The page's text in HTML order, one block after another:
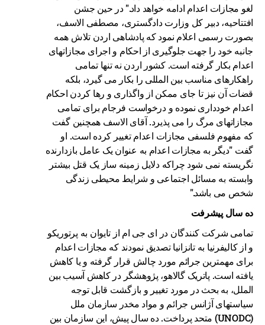
لغو مجازات اعدام ادامه خواهد داد." در حین جشن
افتتاحیه، دبیر کل وزارت دادگستری، مصطفی الاسف،
بصورت رسمی اعلام نمود که پادشاهی اردن تلاش همه
جانبه خود را جهت جلوگیری از احکام و اجرای مجازاتهای
اعدام بکار گرفته است. کشور اردن نه تنها تمامی
راهکارهای مناسب بین المللی را بکار می گیرد، بلکه
قضات آن نیز تا جای ممکن از واگذاری و رها کردن احکام
اعدام خودداری نموده و درخواست فرجام برای تمامی
مجازاتهای مرگ را می پذیرد. آقای الاسف همچنین گفت
که مفهوم فلسفی مجازات اعدام تغییر کرده است. او
گفت "دیگر به مجازات اعدام به عنوان یک عامل بازدارنده
نگریسته نمی شود چراکه دلایل زمینه ساز یک قتل بیشتر
وابسته به مسائل اجتماعی و شرایط محیطی زندگی
شخص می باشد."
ده سال پیشرفت
تمامی شرکت کنندگان در ای جی ام از تایوان به پرتوریکو
و از کالیفرنیا به تانزانیا تصدیق نمودند که مجازات اعدام
برای مهمترین جرائم مورد چالش قرار گرفته و یا کاهش
یافته است. پاتریک گالاهو، پژوهشگر در کاهش آسیب بین
الملل، به بحث در مورد تغییر و بازگشت قابل توجه
سیاستهای آژانس جرائم و مواد مخدر سازمان ملل
(UNODC) متحد پرداخت. ده سال پیش، این سازمان بین